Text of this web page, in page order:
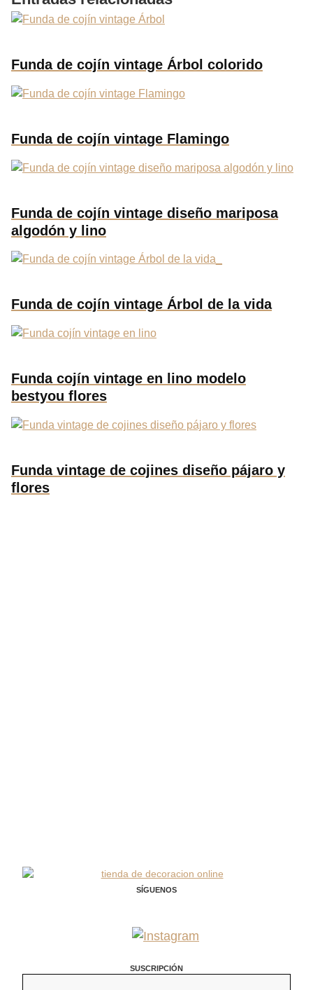
Funda de cojín vintage Árbol colorido
Funda de cojín vintage Flamingo
Funda de cojín vintage diseño mariposa
algodón y lino
Funda de cojín vintage Árbol de la vida
Funda cojín vintage en lino modelo
bestyou flores
Funda vintage de cojines diseño pájaro y
flores
SÍGUENOS
SUSCRIPCIÓN